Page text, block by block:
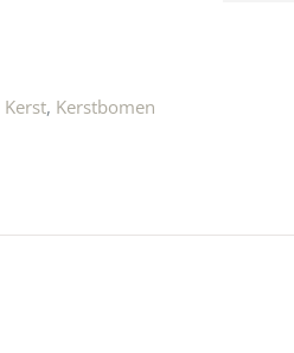
Kerst, Kerstbomen